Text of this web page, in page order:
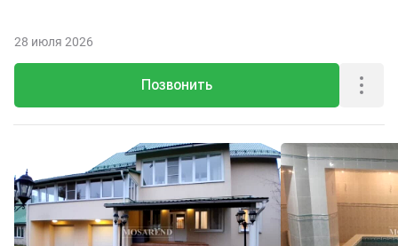
Позвонить
28 июля 2026